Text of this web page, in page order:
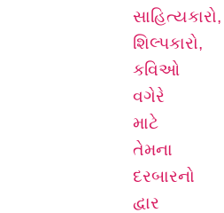
સાહિત્યકારો,
શિલ્પકારો,
કવિઓ
વગેરે
માટે
તેમના
દરબારનો
દ્વાર